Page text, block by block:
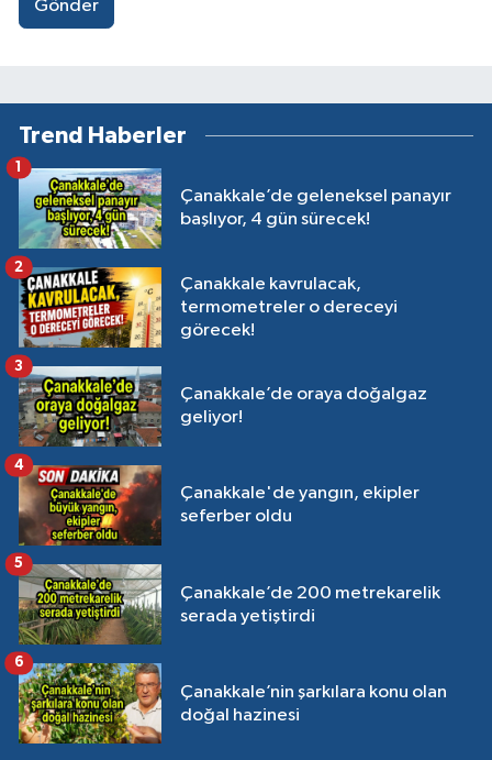
Gönder
Trend Haberler
Çanakkale’de geleneksel panayır
başlıyor, 4 gün sürecek!
1
Çanakkale kavrulacak,
termometreler o dereceyi
görecek!
2
Çanakkale’de oraya doğalgaz
geliyor!
3
Çanakkale'de yangın, ekipler
seferber oldu
4
Çanakkale’de 200 metrekarelik
serada yetiştirdi
5
Çanakkale’nin şarkılara konu olan
doğal hazinesi
6